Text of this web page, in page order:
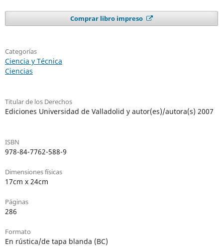
Comprar libro impreso
Categorías
Ciencia y Técnica
Ciencias
Titular de los Derechos
Ediciones Universidad de Valladolid y autor(es)/autora(s) 2007
ISBN
978-84-7762-588-9
Dimensiones físicas
17cm x 24cm
Páginas
286
Formato
En rústica/de tapa blanda (BC)